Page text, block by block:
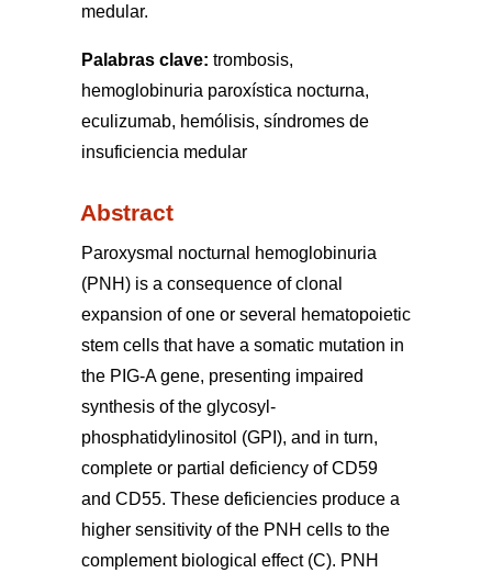
medular.
Palabras clave: trombosis,
hemoglobinuria paroxística nocturna,
eculizumab, hemólisis, síndromes de
insuficiencia medular
Abstract
Paroxysmal nocturnal hemoglobinuria
(PNH) is a consequence of clonal
expansion of one or several hematopoietic
stem cells that have a somatic mutation in
the PIG-A gene, presenting impaired
synthesis of the glycosyl-
phosphatidylinositol (GPI), and in turn,
complete or partial deficiency of CD59
and CD55. These deficiencies produce a
higher sensitivity of the PNH cells to the
complement biological effect (C). PNH